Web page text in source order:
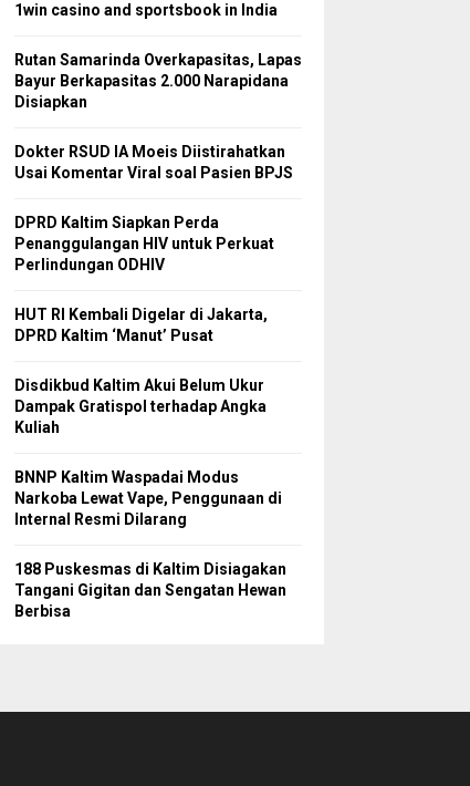
1win casino and sportsbook in India
Rutan Samarinda Overkapasitas, Lapas
Bayur Berkapasitas 2.000 Narapidana
Disiapkan
Dokter RSUD IA Moeis Diistirahatkan
Usai Komentar Viral soal Pasien BPJS
DPRD Kaltim Siapkan Perda
Penanggulangan HIV untuk Perkuat
Perlindungan ODHIV
HUT RI Kembali Digelar di Jakarta,
DPRD Kaltim ‘Manut’ Pusat
Disdikbud Kaltim Akui Belum Ukur
Dampak Gratispol terhadap Angka
Kuliah
BNNP Kaltim Waspadai Modus
Narkoba Lewat Vape, Penggunaan di
Internal Resmi Dilarang
188 Puskesmas di Kaltim Disiagakan
Tangani Gigitan dan Sengatan Hewan
Berbisa